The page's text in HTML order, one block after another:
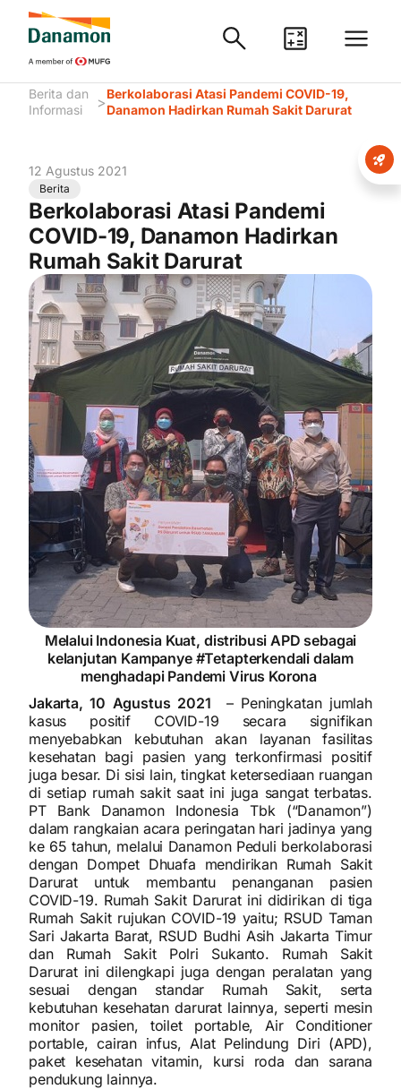
Berita dan
Informasi
>Berkolaborasi Atasi Pandemi COVID-19,
Danamon Hadirkan Rumah Sakit Darurat
12 Agustus 2021
Berita
Berkolaborasi Atasi Pandemi
COVID-19, Danamon Hadirkan
Rumah Sakit Darurat
Melalui Indonesia Kuat, distribusi APD sebagai
kelanjutan Kampanye #Tetapterkendali dalam
menghadapi Pandemi Virus Korona
Jakarta, 10 Agustus 2021 – Peningkatan jumlah
kasus positif COVID-19 secara signifikan
menyebabkan kebutuhan akan layanan fasilitas
kesehatan bagi pasien yang terkonfirmasi positif
juga besar. Di sisi lain, tingkat ketersediaan ruangan
di setiap rumah sakit saat ini juga sangat terbatas.
PT Bank Danamon Indonesia Tbk (“Danamon”)
dalam rangkaian acara peringatan hari jadinya yang
ke 65 tahun, melalui Danamon Peduli berkolaborasi
dengan Dompet Dhuafa mendirikan Rumah Sakit
Darurat untuk membantu penanganan pasien
COVID-19. Rumah Sakit Darurat ini didirikan di tiga
Rumah Sakit rujukan COVID-19 yaitu; RSUD Taman
Sari Jakarta Barat, RSUD Budhi Asih Jakarta Timur
dan Rumah Sakit Polri Sukanto. Rumah Sakit
Darurat ini dilengkapi juga dengan peralatan yang
sesuai dengan standar Rumah Sakit, serta
kebutuhan kesehatan darurat lainnya, seperti mesin
monitor pasien, toilet portable, Air Conditioner
portable, cairan infus, Alat Pelindung Diri (APD),
paket kesehatan vitamin, kursi roda dan sarana
pendukung lainnya.